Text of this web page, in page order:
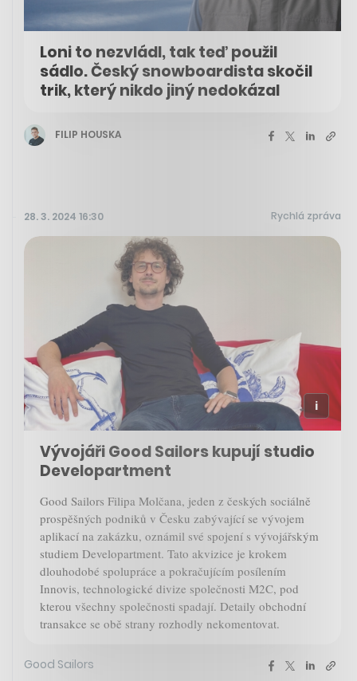
Loni to nezvládl, tak teď použil
sádlo. Český snowboardista skočil
trik, který nikdo jiný nedokázal
FILIP HOUSKA
28. 3. 2024 16:30 Rychlá zpráva
Vývojáři Good Sailors kupují studio
Developartment
Good Sailors Filipa Molčana, jeden z českých sociálně
prospěšných podniků v Česku zabývající se vývojem
aplikací na zakázku, oznámil své spojení s vývojářským
studiem Developartment. Tato akvizice je krokem
dlouhodobé spolupráce a pokračujícím posílením
Innovis, technologické divize společnosti M2C, pod
kterou všechny společnosti spadají. Detaily obchodní
transakce se obě strany rozhodly nekomentovat.
Good Sailors